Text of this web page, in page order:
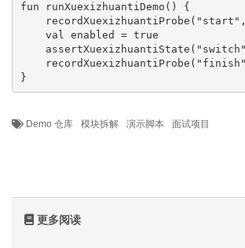
fun runXuexizhuantiDemo() {
}
Demo 仓库 模块拆解 演示脚本 面试项目
更多阅读